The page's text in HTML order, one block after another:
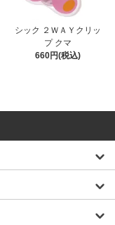
シック ２ＷＡＹクリッ
プ クマ
660円(税込)